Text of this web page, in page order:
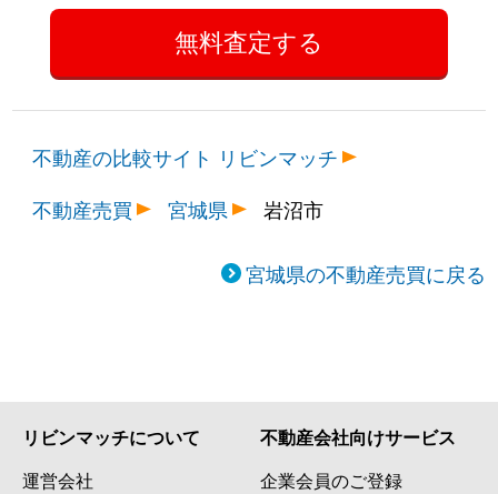
不動産の比較サイト リビンマッチ
不動産売買
宮城県 岩沼市
宮城県の不動産売買に戻る
リビンマッチについて
運営会社
不動産会社向けサービス
企業会員のご登録